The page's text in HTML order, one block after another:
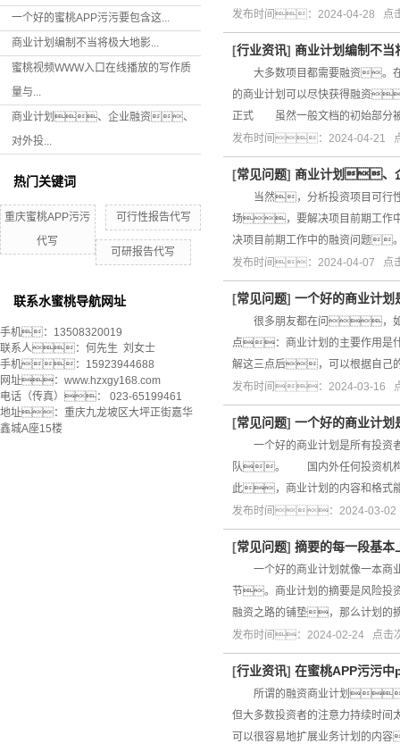
一个好的蜜桃APP污污要包含这...
商业计划编制不当将极大地影...
蜜桃视频WWW入口在线播放的写作质
量与...
商业计划、企业融资、
对外投...
热门关键词
重庆蜜桃APP污污
代写
可行性报告代写
可研报告代写
联系水蜜桃导航网址
手机：13508320019
联系人：何先生 刘女士
手机：15923944688
网址：www.hzxgy168.com
电话（传真）： 023-65199461
地址：重庆九龙坡区大坪正街嘉华
鑫城A座15楼
发布时间：2024-04-28 点
[行业资讯] 商业计划编制不当
大多数项目都需要融资。
的商业计划可以尽快获得融资
正式 虽然一般文档的初始部分被
发布时间：2024-04-21
[常见问题] 商业计划、
当然，分析投资项目可行
场，要解决项目前期工作
决项目前期工作中的融资问题
发布时间：2024-04-07 点
[常见问题] 一个好的商业计划
很多朋友都在问，如何
点：商业计划的主要作用
解这三点后，可以根据自
发布时间：2024-03-16
[常见问题] 一个好的商业计划
一个好的商业计划是所有投资
队。 国内外任何投资机构
此，商业计划的内容和格式
发布时间：2024-03-
[常见问题] 摘要的每一段基本
一个好的商业计划就像一本商
节。商业计划的摘要是风险投
融资之路的铺垫，那么计划的
发布时间：2024-02-24 点击
[行业资讯] 在蜜桃APP污污
所谓的融资商业计划，
但大多数投资者的注意力持续
可以很容易地扩展业务计划